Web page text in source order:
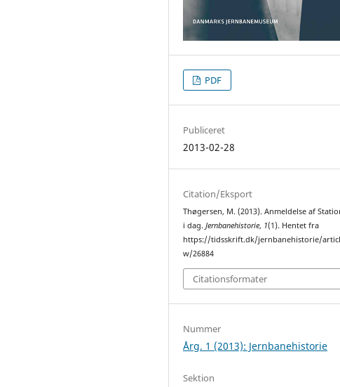
PDF
Publiceret
2013-02-28
Citation/Eksport
Thøgersen, M. (2013). Anmeldelse af
i dag.Jernbanehistorie, 1(1). Hentet fra
https://tidsskrift.dk/jernbanehistorie/
w/26884
Citationsformater
Nummer
Årg. 1 (2013): Jernbanehistorie
Sektion